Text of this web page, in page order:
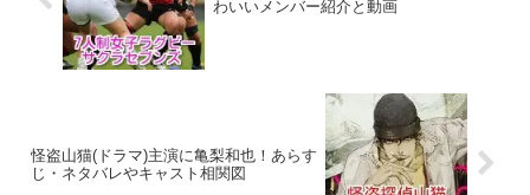
わいいメンバー紹介と動画
怪盗山猫(ドラマ)主演に亀梨和也！あらす
じ・ネタバレやキャスト相関図